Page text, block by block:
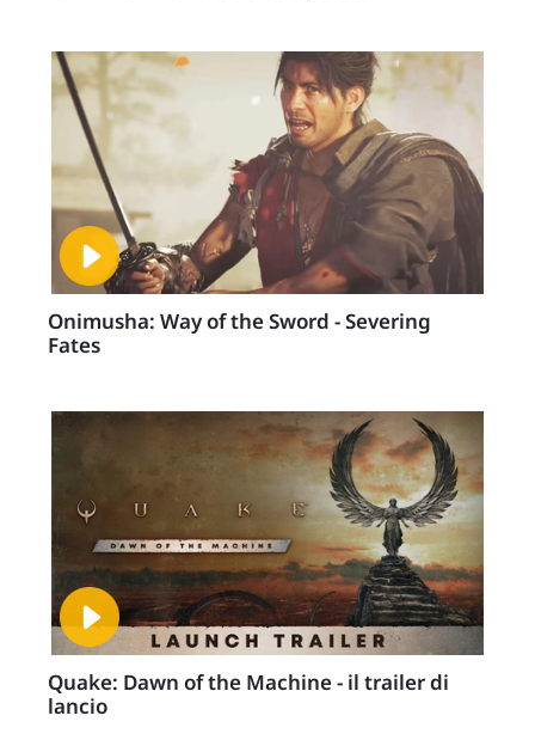
Onimusha: Way of the Sword - Severing
Fates
Quake: Dawn of the Machine - il trailer di
lancio